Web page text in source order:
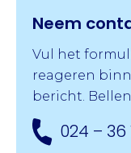
Neem
Vul het
reageren
bericht.
024 – 36